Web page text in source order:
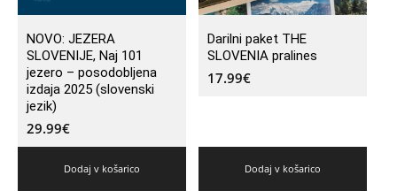
NOVO: JEZERA
SLOVENIJE, Naj 101
jezero – posodobljena
izdaja 2025 (slovenski
jezik)
29.99€
Dodaj v košarico
Darilni paket THE
SLOVENIA pralines
17.99€
Dodaj v košarico